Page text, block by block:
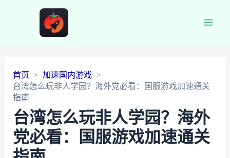
首页
加速国内游戏
台湾怎么玩非人学园？海外党必看：国服游戏加速通关
指南
台湾怎么玩非人学园？海外
党必看：国服游戏加速通关